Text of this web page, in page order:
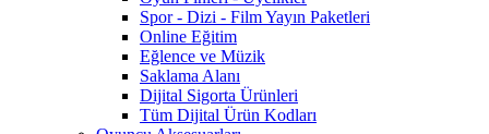
Spor - Dizi - Film Yayın Paketleri
Online Eğitim
Eğlence ve Müzik
Saklama Alanı
Dijital Sigorta Ürünleri
Tüm Dijital Ürün Kodları